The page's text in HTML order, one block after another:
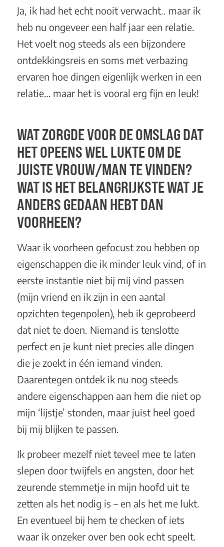
Ja, ik had het echt nooit verwacht.. maar ik
heb nu ongeveer een half jaar een relatie.
Het voelt nog steeds als een bijzondere
ontdekkingsreis en soms met verbazing
ervaren hoe dingen eigenlijk werken in een
relatie… maar het is vooral erg fijn en leuk!
WAT ZORGDE VOOR DE OMSLAG DAT
HET OPEENS WEL LUKTE OM DE
JUISTE VROUW/MAN TE VINDEN?
WAT IS HET BELANGRIJKSTE WAT JE
ANDERS GEDAAN HEBT DAN
VOORHEEN?
Waar ik voorheen gefocust zou hebben op
eigenschappen die ik minder leuk vind, of in
eerste instantie niet bij mij vind passen
(mijn vriend en ik zijn in een aantal
opzichten tegenpolen), heb ik geprobeerd
dat niet te doen. Niemand is tenslotte
perfect en je kunt niet precies alle dingen
die je zoekt in één iemand vinden.
Daarentegen ontdek ik nu nog steeds
andere eigenschappen aan hem die niet op
mijn ‘lijstje’ stonden, maar juist heel goed
bij mij blijken te passen.
Ik probeer mezelf niet teveel mee te laten
slepen door twijfels en angsten, door het
zeurende stemmetje in mijn hoofd uit te
zetten als het nodig is – en als het me lukt.
En eventueel bij hem te checken of iets
waar ik onzeker over ben ook echt speelt.